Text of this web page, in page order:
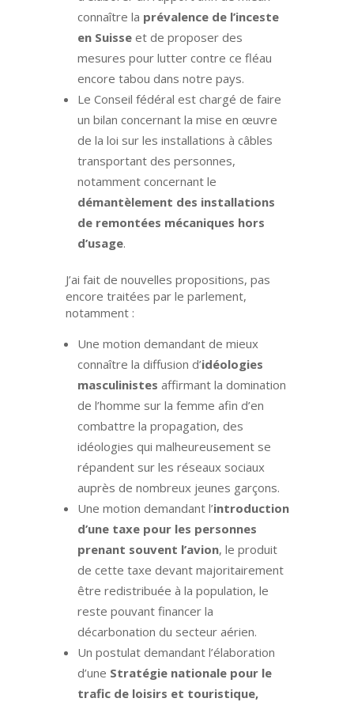
connaître la prévalence de l’inceste
en Suisseet de proposer des
mesures pour lutter contre ce fléau
encore tabou dans notre pays.
Le Conseil fédéral est chargé de faire
un bilan concernant la mise en œuvre
de la loi sur les installations à câbles
transportant des personnes,
notamment concernant le
démantèlement des installations
de remontées mécaniques hors
d’usage.
J’ai fait de nouvelles propositions, pas
encore traitées par le parlement,
notamment :
Une motion demandant de mieux
connaître la diffusion d’idéologies
masculinistes affirmant la domination
de l’homme sur la femme afin d’en
combattre la propagation, des
idéologies qui malheureusement se
répandent sur les réseaux sociaux
auprès de nombreux jeunes garçons.
Une motion demandant l’introduction
d’une taxe pour les personnes
prenant souvent l’avion, le produit
de cette taxe devant majoritairement
être redistribuée à la population, le
reste pouvant financer la
décarbonation du secteur aérien.
Un postulat demandant l’élaboration
d’une Stratégie nationale pour le
trafic de loisirs et touristique,